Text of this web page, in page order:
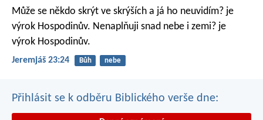
Může se někdo skrýt ve skrýších a já ho neuvidím? je
výrok Hospodinův. Nenaplňuji snad nebe i zemi? je
výrok Hospodinův.
Jeremjáš 23:24 Bůh nebe
Přihlásit se k odběru Biblického verše dne: